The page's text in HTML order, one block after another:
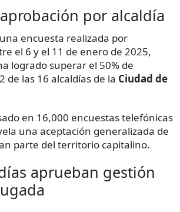
por alcaldía
encuesta realizada por
el 6 y el 11 de enero de 2025,
logrado superar el 50% de
de las 16 alcaldías de la Ciudad de
en 16,000 encuestas telefónicas
una aceptación generalizada de
parte del territorio capitalino.
aprueban gestión